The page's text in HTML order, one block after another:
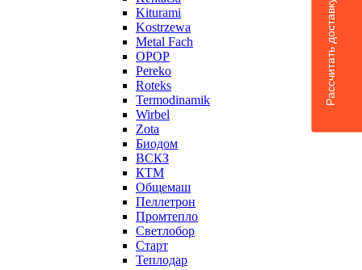
Kiturami
Kostrzewa
Metal Fach
OPOP
Pereko
Roteks
Termodinamik
Wirbel
Zota
Биодом
ВСКЗ
КТМ
Общемаш
Пеллетрон
Промтепло
Светлобор
Старт
Теплодар
Рассчитать доставку